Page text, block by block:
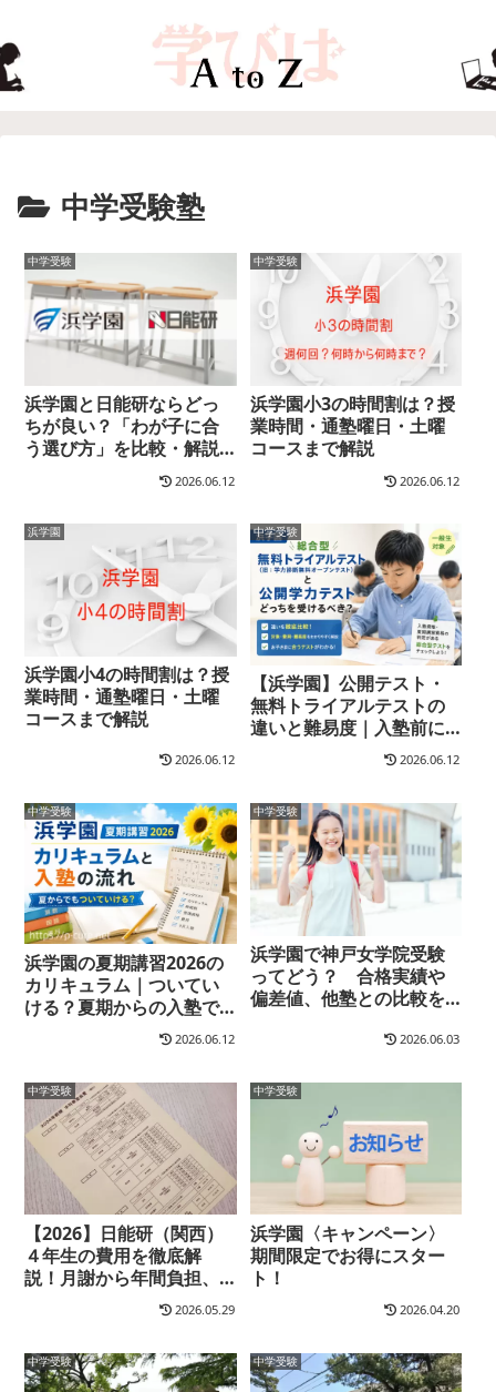
中学受験塾
中学受験
浜学園と日能研ならどっ
ちが良い？「わが子に合
う選び方」を比較・解説
2026.06.12
中学受験
浜学園小3の時間割は？授
業時間・通塾曜日・土曜
コースまで解説
2026.06.12
浜学園
浜学園小4の時間割は？授
業時間・通塾曜日・土曜
コースまで解説
2026.06.12
中学受験
【浜学園】公開テスト・
無料トライアルテストの
違いと難易度｜入塾前に
知っておきたいこと2026.06.12
中学受験
浜学園の夏期講習2026の
カリキュラム｜ついてい
ける？夏期からの入塾で
2026.06.12
中学受験
浜学園で神戸女学院受験
ってどう？ 合格実績や
偏差値、他塾との比較を
2026.06.03
中学受験
【2026】日能研（関西）
４年生の費用を徹底解
説！月謝から年間負担、
受験までの総額も公開し
2026.05.29
中学受験
浜学園〈キャンペーン〉
期間限定でお得にスター
ト！
2026.04.20
中学受験 中学受験